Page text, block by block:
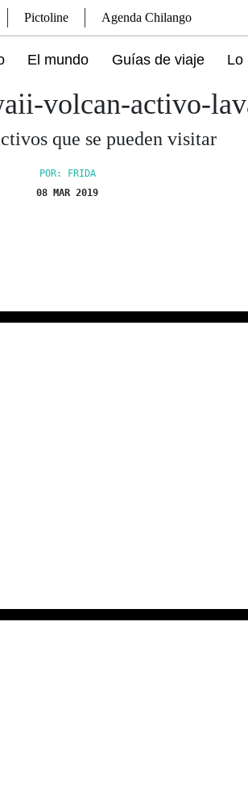
Pictoline Agenda Chilango
El mundo Guías de viaje Lo
volcan-activo-
que se pueden visitar
POR: FRIDA
08 MAR 2019